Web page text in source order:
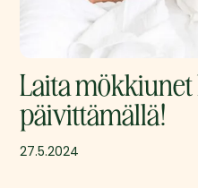
Laita
päivittämällä!
27.5.2024